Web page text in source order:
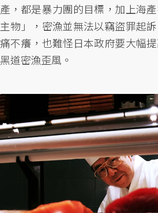
產，都是暴力團的目標，加上海
主物」，密漁並無法以竊盜罪起
痛不癢，也難怪日本政府要大幅
黑道密漁歪風。